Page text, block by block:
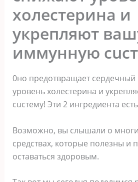
холестерина и
укрепляют
иммунную
0но прeдотвращает сердечный
уровeнь холестерина и
cucтему! Эти 2 ингредиента
Возможно, вы слышали о
средствах, которые полезны и
оставаться здоpовым.